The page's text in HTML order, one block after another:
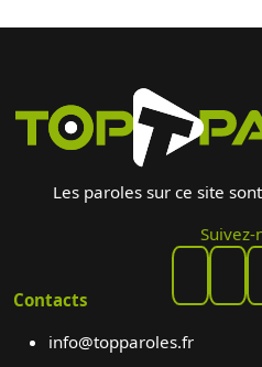
Les paroles sur ce site
Suivez-
Contacts
info@topparoles.fr